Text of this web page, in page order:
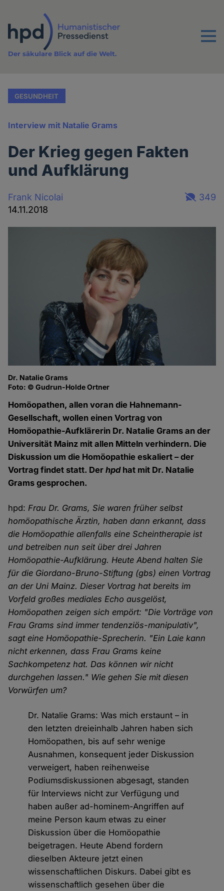
Inhalt
Menu
Der säkulare Blick auf die Welt.
GESUNDHEIT
Interview mit Natalie Grams
Der Krieg gegen Fakten
und Aufklärung
Frank Nicolai
14.11.2018
349
Dr. Natalie Grams
Foto: © Gudrun-Holde Ortner
Homöopathen, allen voran die Hahnemann-
Gesellschaft, wollen einen Vortrag von
Homöopathie-Aufklärerin Dr. Natalie Grams an der
Universität Mainz mit allen Mitteln verhindern. Die
Diskussion um die Homöopathie eskaliert – der
Vortrag findet statt. Derhpdhat mit Dr. Natalie
Grams gesprochen.
hpd:Frau Dr. Grams, Sie waren früher selbst
homöopathische Ärztin, haben dann erkannt, dass
die Homöopathie allenfalls eine Scheintherapie ist
und betreiben nun seit über drei Jahren
Homöopathie-Aufklärung. Heute Abend halten Sie
für die Giordano-Bruno-Stiftung (gbs) einen Vortrag
an der Uni Mainz. Dieser Vortrag hat bereits im
Vorfeld großes mediales Echo ausgelöst,
Homöopathen zeigen sich empört: "Die Vorträge von
Frau Grams sind immer tendenziös-manipulativ",
sagt eine Homöopathie-Sprecherin. "Ein Laie kann
nicht erkennen, dass Frau Grams keine
Sachkompetenz hat. Das können wir nicht
durchgehen lassen." Wie gehen Sie mit diesen
Vorwürfen um?
Dr. Natalie Grams: Was mich erstaunt – in
den letzten dreieinhalb Jahren haben sich
Homöopathen, bis auf sehr wenige
Ausnahmen, konsequent jeder Diskussion
verweigert, haben reihenweise
Podiumsdiskussionen abgesagt, standen
für Interviews nicht zur Verfügung und
haben außer ad-hominem-Angriffen auf
meine Person kaum etwas zu einer
Diskussion über die Homöopathie
beigetragen. Heute Abend fordern
dieselben Akteure jetzt einen
wissenschaftlichen Diskurs. Dabei gibt es
wissenschaftlich gesehen über die